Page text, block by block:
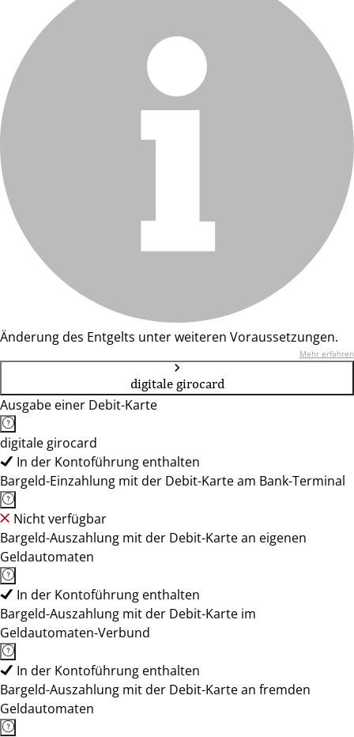
Änderung des Entgelts unter weiteren Voraussetzungen.
Mehr erfahren
digitale girocard
Ausgabe einer Debit-Karte
digitale girocard
In der Kontoführung enthalten
Bargeld-Einzahlung mit der Debit-Karte am Bank-Terminal
Nicht verfügbar
Bargeld-Auszahlung mit der Debit-Karte an eigenen
Geldautomaten
In der Kontoführung enthalten
Bargeld-Auszahlung mit der Debit-Karte im
Geldautomaten-Verbund
In der Kontoführung enthalten
Bargeld-Auszahlung mit der Debit-Karte an fremden
Geldautomaten